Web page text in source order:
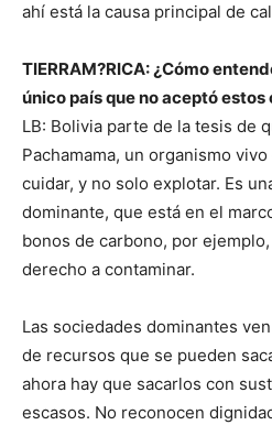
ahí está la causa principal de
TIERRAM?RICA: ¿Cómo
único país que no aceptó
LB: Bolivia parte de la tesis de
Pachamama, un organismo
cuidar, y no solo explotar. Es
dominante, que está en el
bonos de carbono, por
derecho a contaminar.
Las sociedades dominantes
de recursos que se pueden
ahora hay que sacarlos con
escasos. No reconocen